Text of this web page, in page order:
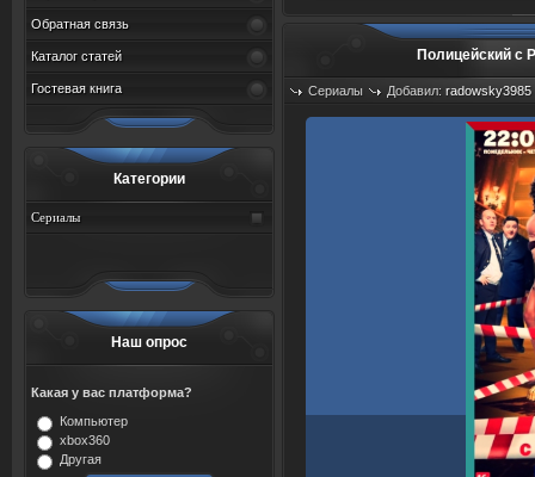
Обратная связь
Каталог статей
Гостевая книга
Категории
Сериалы
Наш опрос
Какая у вас платформа?
Компьютер
xbox360
Другая
Полицейский с
Сериалы Добавил: radowsky3985
Просмотров: 512